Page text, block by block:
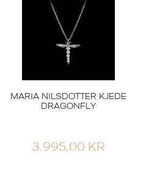
MARIA NILSDOTTER KJEDE
DRAGONFLY
3.995,00 KR